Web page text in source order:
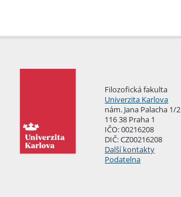
Filozofická fakulta
Univerzita Karlova
nám. Jana Palacha 1/2
116 38 Praha 1
IČO: 00216208
DIČ: CZ00216208
Další kontakty
Podatelna